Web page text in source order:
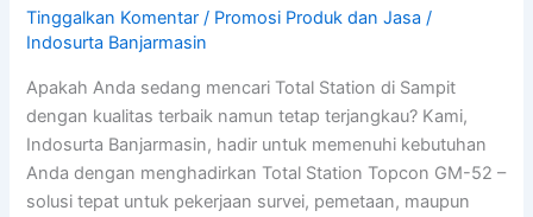
Tinggalkan Komentar / Promosi Produk dan Jasa /
Indosurta Banjarmasin
Apakah Anda sedang mencari Total Station di Sampit
dengan kualitas terbaik namun tetap terjangkau? Kami,
Indosurta Banjarmasin, hadir untuk memenuhi kebutuhan
Anda dengan menghadirkan Total Station Topcon GM-52 –
solusi tepat untuk pekerjaan survei, pemetaan, maupun